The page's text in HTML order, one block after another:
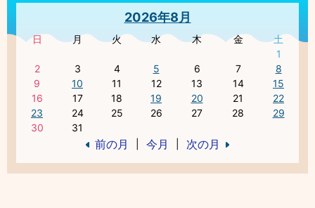
2026年8月
日 月 火 水 木 金
土
1
2
3 4 5 6 7
8
9
10 11 12 13 14
15
16
17 18 19 20 21
22
23
24 25 26 27 28
29
30
31
前の月 今月 次の月